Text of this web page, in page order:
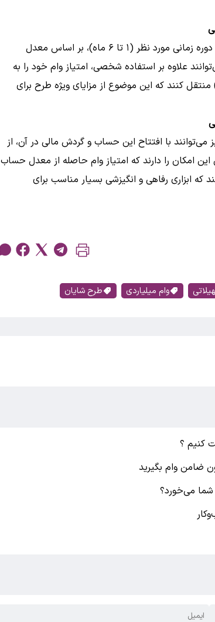
اشخاص حقیقی پس از افتتاح حساب شایان و گذشت دوره زمانی مورد نظر (۱ تا ۶ ماه)، بر اساس معدل
علاوه بر استفاده شخصی، امتیاز وام خود را به
منتقل کنند که این موضوع از مزایای ویژه طرح برای
با افتتاح این حساب و گردش مالی در آن، از
امکان را دارند که امتیاز وام حاصله از معدل حساب
که ابزاری رفاهی و انگیزشی بسیار مناسب برای
وام میلیاردی طرح شایان
شما می‌خورد؟